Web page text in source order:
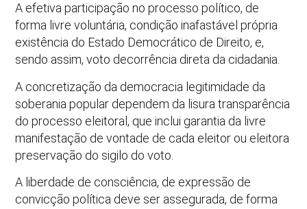
A efetiva participação no processo político, de
forma livre voluntária, condição inafastável própria
existência do Estado Democrático de Direito, e,
sendo assim, voto decorrência direta da cidadania.
A concretização da democracia legitimidade da
soberania popular dependem da lisura transparência
do processo eleitoral, que inclui garantia da livre
manifestação de vontade de cada eleitor ou eleitora
preservação do sigilo do voto.
A liberdade de consciência, de expressão de
convicção política deve ser assegurada, de forma